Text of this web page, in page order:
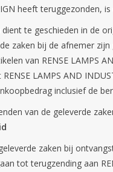
heeft teruggezonden,
te geschieden in de
zaken bij de afnemer
van RENSE LAMPS
LAMPS AND
inclusief de
van de geleverde
zaken bij
tot terugzending aan